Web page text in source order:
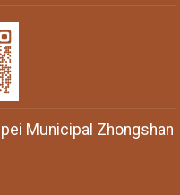
Municipal Zhongshan